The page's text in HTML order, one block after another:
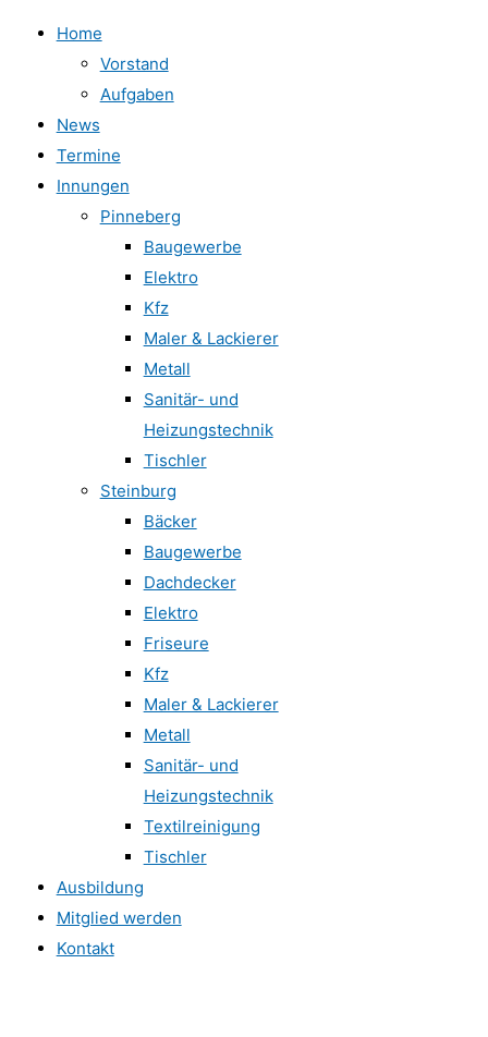
Home
Vorstand
Aufgaben
News
Termine
Innungen
Pinneberg
Baugewerbe
Elektro
Kfz
Maler & Lackierer
Metall
Sanitär- und
Heizungstechnik
Tischler
Steinburg
Bäcker
Baugewerbe
Dachdecker
Elektro
Friseure
Kfz
Maler & Lackierer
Metall
Sanitär- und
Heizungstechnik
Textilreinigung
Tischler
Ausbildung
Mitglied werden
Kontakt